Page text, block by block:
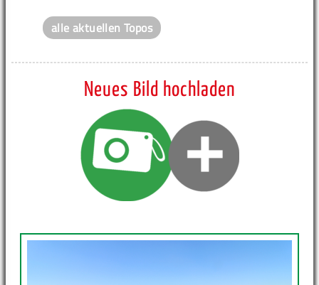
alle aktuellen Topos
Neues Bild hochladen